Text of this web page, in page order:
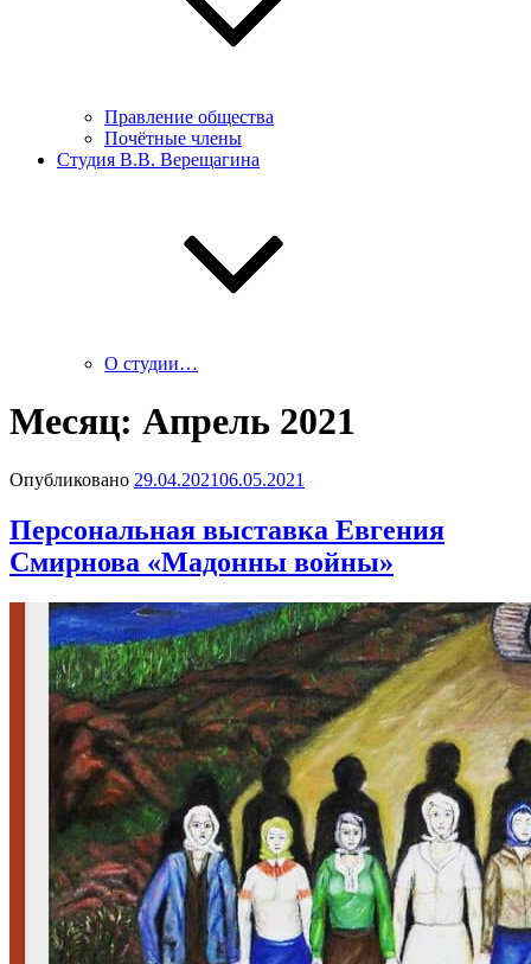
Правление общества
Почётные члены
Студия В.В. Верещагина
О студии…
Месяц: Апрель 2021
Опубликовано 29.04.202106.05.2021
Персональная выставка Евгения
Смирнова «Мадонны войны»